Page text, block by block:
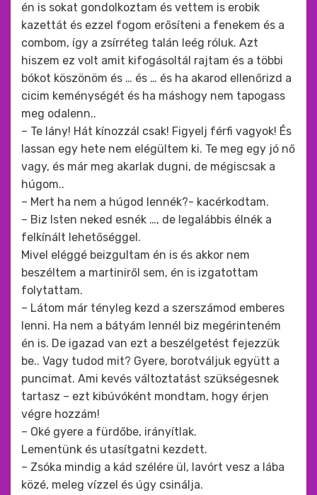
én is sokat gondolkoztam és vettem is erobik
kazettát és ezzel fogom erősíteni a fenekem és a
combom, így a zsírréteg talán leég róluk. Azt
hiszem ez volt amit kifogásoltál rajtam és a többi
bókot köszönöm és … és … és ha akarod ellenőrizd a
cicim keménységét és ha máshogy nem tapogass
meg odalenn..
– Te lány! Hát kínozzál csak! Figyelj férfi vagyok! És
lassan egy hete nem elégültem ki. Te meg egy jó nő
vagy, és már meg akarlak dugni, de mégiscsak a
húgom..
– Mert ha nem a húgod lennék?- kacérkodtam.
– Biz Isten neked esnék …, de legalábbis élnék a
felkínált lehetőséggel.
Mivel eléggé beizgultam én is és akkor nem
beszéltem a martiniről sem, én is izgatottam
folytattam.
– Látom már tényleg kezd a szerszámod emberes
lenni. Ha nem a bátyám lennél biz megérinteném
én is. De igazad van ezt a beszélgetést fejezzük
be.. Vagy tudod mit? Gyere, borotváljuk együtt a
puncimat. Ami kevés változtatást szükségesnek
tartasz – ezt kibúvóként mondtam, hogy érjen
végre hozzám!
– Oké gyere a fürdőbe, irányítlak.
Lementünk és utasítgatni kezdett.
– Zsóka mindig a kád szélére ül, lavórt vesz a lába
közé, meleg vízzel és úgy csinálja.